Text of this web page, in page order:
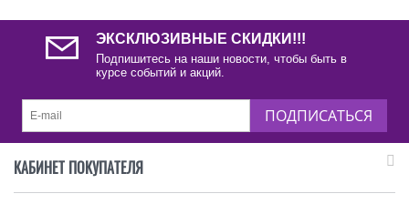
ЭКСКЛЮЗИВНЫЕ СКИДКИ!!!
Подпишитесь на наши новости, чтобы быть в
курсе событий и акций.
ПОДПИСАТЬСЯ
КАБИНЕТ ПОКУПАТЕЛЯ